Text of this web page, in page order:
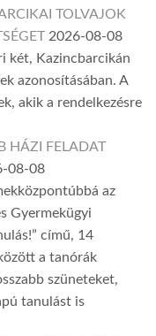
TOLVAJOK
2026-08-08
két, Kazincbarcikán
azonosításában. A
akik a rendelkezésre
HÁZI FELADAT
08-08
az
Gyermekügyi
című, 14
a tanórák
szüneteket,
tanulást is